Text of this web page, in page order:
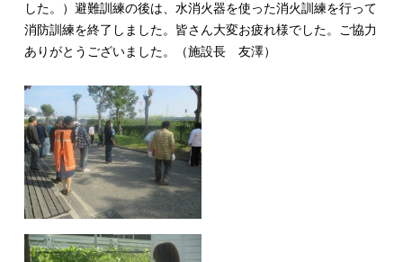
した。）避難訓練の後は、水消火器を使った消火訓練を行って
消防訓練を終了しました。皆さん大変お疲れ様でした。ご協力
ありがとうございました。（施設長 友澤）